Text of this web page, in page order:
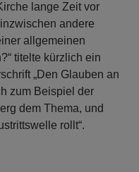
lange Zeit vor
andere
allgemeinen
titelte kürzlich ein
„Den Glauben an
zum Beispiel der
dem Thema, und
rollt“.